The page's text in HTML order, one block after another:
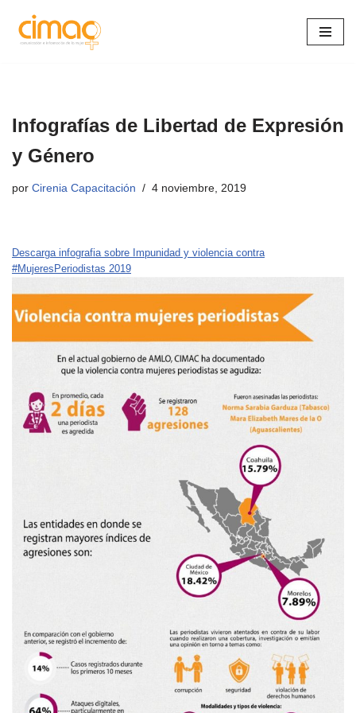
Saltar
Infografías de Libertad de Expresión
y Género
por Cirenia Capacitación 4 noviembre, 2019
Descarga infografia sobre Impunidad y violencia contra
#MujeresPeriodistas 2019